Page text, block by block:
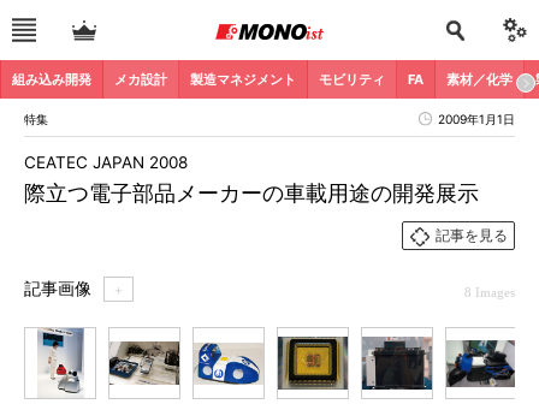
組み込み開発 メカ設計 製造マネジメント モビリティ FA 素材／化学
特集 2009年1月1日
際立つ電子部品メーカーの車載用途の開発展示
CEATEC JAPAN 2008
記事を見る
記事画像 ＋ 8 Images